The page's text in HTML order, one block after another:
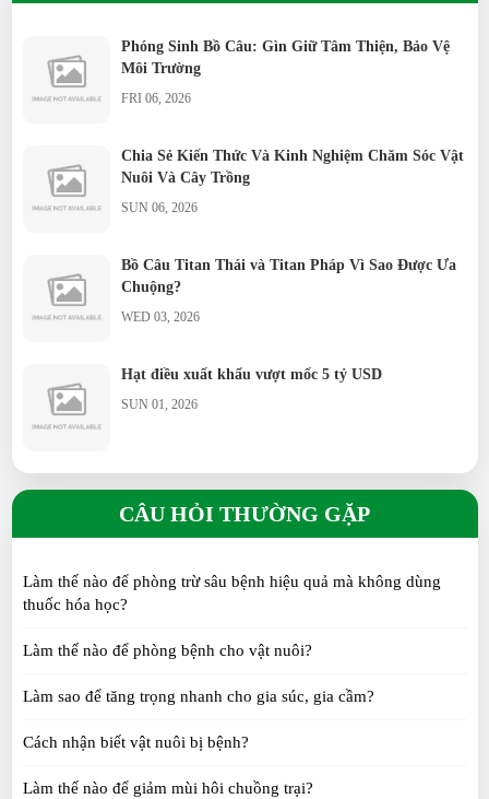
Phóng Sinh Bồ Câu: Gìn Giữ Tâm Thiện, Bảo Vệ
Môi Trường
FRI 06, 2026
Chia Sẻ Kiến Thức Và Kinh Nghiệm Chăm Sóc Vật
Nuôi Và Cây Trồng
SUN 06, 2026
Bồ Câu Titan Thái và Titan Pháp Vì Sao Được Ưa
Chuộng?
WED 03, 2026
Hạt điều xuất khẩu vượt mốc 5 tỷ USD
SUN 01, 2026
THU 09, 2025
Thụ tinh nhân tạo cho gà, tỷ lệ trứng nở thành
công đạt 85 - 87%
THU 08, 2025
Nên chọn mua sản phẩm sạch hay tự cung tự cấp?
FRI 06, 2025
CÂU HỎI THƯỜNG GẶP
Làm thế nào để phòng trừ sâu bệnh hiệu quả mà không dùng
thuốc hóa học?
Làm thế nào để phòng bệnh cho vật nuôi?
Làm sao để tăng trọng nhanh cho gia súc, gia cầm?
Cách nhận biết vật nuôi bị bệnh?
Làm thế nào để giảm mùi hôi chuồng trại?